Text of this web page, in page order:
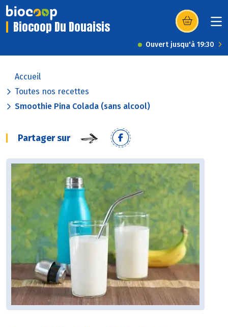
Biocoop Du Douaisis (s’ouvre dans
Ouvert jusqu'à 19:30
Accueil
Toutes nos recettes
Smoothie Pina Colada (sans alcool)
Partager sur